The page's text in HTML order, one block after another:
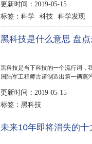
更新时间：2019-05-15
标签： 科学 科技 科学发现
黑科技是什么意思 盘
黑科技是当下科技的一个流行词，
国陆军工程师古诺制造出第一辆蒸
更新时间：2019-05-15
标签： 黑科技
未来10年即将消失的